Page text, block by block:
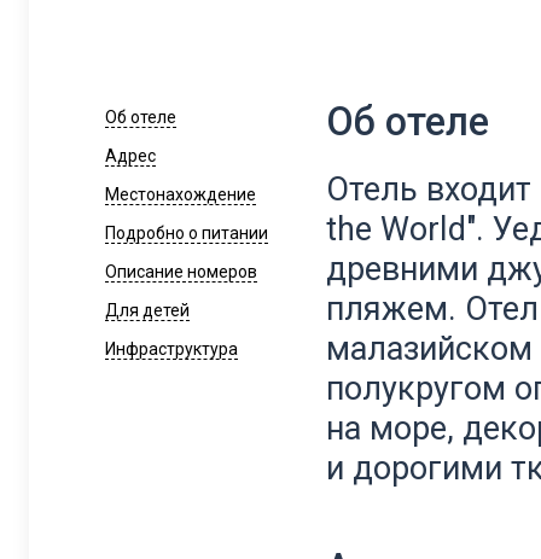
Об отеле
Адрес
Местонахождение
Подробно о питании
Описание номеров
Для детей
Инфраструктура
Об отеле
Отель
the World".
древними
пляжем.
малазийском
полукругом
на море,
и дорогими